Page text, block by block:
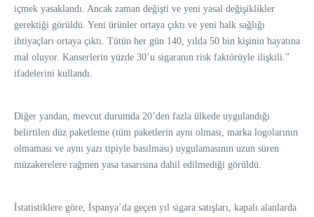
içmek yasaklandı. Ancak zaman değişti ve yeni yasal değişiklikler
gerektiği görüldü. Yeni ürünler ortaya çıktı ve yeni halk sağlığı
ihtiyaçları ortaya çıktı. Tütün her gün 140, yılda 50 bin kişinin hayatına
mal oluyor. Kanserlerin yüzde 30’u sigaranın risk faktörüyle ilişkili.”
ifadelerini kullandı.
Diğer yandan, mevcut durumda 20’den fazla ülkede uygulandığı
belirtilen düz paketleme (tüm paketlerin aynı olması, marka logolarının
olmaması ve aynı yazı tipiyle basılması) uygulamasının uzun süren
müzakerelere rağmen yasa tasarısına dahil edilmediği görüldü.
İstatistiklere göre, İspanya’da geçen yıl sigara satışları, kapalı alanlarda